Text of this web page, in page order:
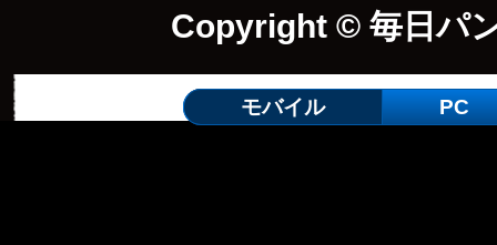
Copyright © 毎日パ
モバイル PC